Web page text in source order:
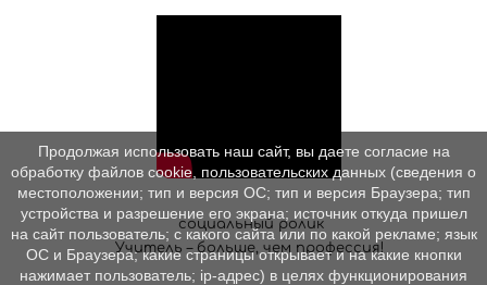
социальный ролик
Учитель – больше, чем профессия!
Продолжая использовать наш сайт, вы даете согласие на
обработку файлов cookie, пользовательских данных (сведения о
местоположении; тип и версия ОС; тип и версия Браузера; тип
устройства и разрешение его экрана; источник откуда пришел
на сайт пользователь; с какого сайта или по какой рекламе; язык
ОС и Браузера; какие страницы открывает и на какие кнопки
нажимает пользователь; ip-адрес) в целях функционирования